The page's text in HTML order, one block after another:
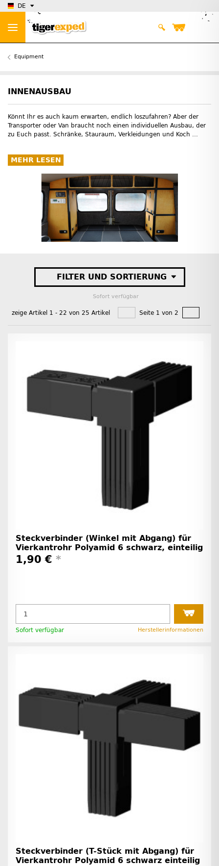
DE
Equipment
INNENAUSBAU
Könnt Ihr es auch kaum erwarten, endlich loszufahren? Aber der
Transporter oder Van braucht noch einen individuellen Ausbau, der
zu Euch passt. Schränke, Stauraum, Verkleidungen und Koch ...
MEHR LESEN
FILTER UND SORTIERUNG
Sofort verfügbar
zeige Artikel 1 - 22 von 25 Artikel Seite 1 von 2
Steckverbinder (Winkel mit Abgang) für
Vierkantrohr Polyamid 6 schwarz, einteilig
1,90 € *
Sofort verfügbar Herstellerinformationen
Steckverbinder (T-Stück mit Abgang) für
Vierkantrohr Polyamid 6 schwarz einteilig